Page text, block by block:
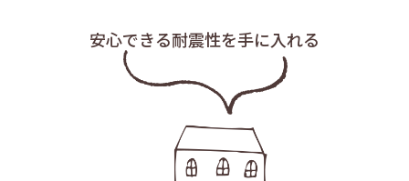
安心できる耐震性を手に入れる